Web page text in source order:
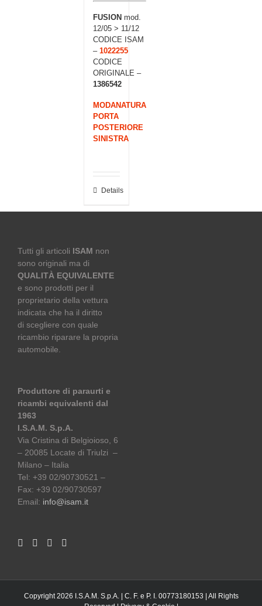
FUSION mod.
12/05 > 11/12
CODICE ISAM
– 1022255
CODICE
ORIGINALE –
1386542
MODANATURA
PORTA
POSTERIORE
SINISTRA
Details
Tutti gli articoli ISAM non
sono originali ma di
QUALITÀ EQUIVALENTE
e sono prodotti per il
proprietario della vettura
indicata che ha il diritto
di scegliere con quale
ricambio riparare la propria
automobile.
Produttore di paraurti e
ricambi equivalenti dal
1963
I.S.A.M. S.p.A.
Via Cristina di Belgioioso, 6
– 20085 Locate di Triulzi –
Milano – Italia
Tel: +39 02/90730521 –
Fax: +39 02/90730597
Email: info@isam.it
Copyright 2026 I.S.A.M. S.p.A. | C. F. e P. I. 00773180153 | All Rights